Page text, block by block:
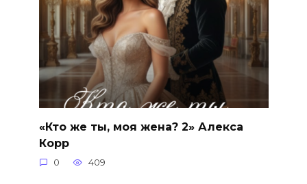
«Кто же ты, моя жена? 2» Алекса
Корр
0 409